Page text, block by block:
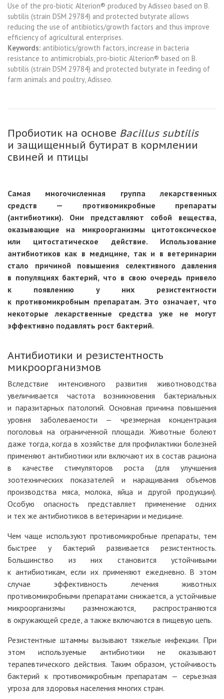
Use of the pro-biotic Alterion® produced by Adisseo based on B.
subtilis (strain DSM 29784) and protected butyrate allows
reducing the use of antibiotics/growth factors and thus improve
efficiency of agricultural enterprises.
Кeywords: antibiotics/growth factors increase in bacteria
resistance to antimicrobials pro-biotic Alterion® based on B.
subtilis (strain DSM 29784) and protected butyrate in feeding of
farm animals and poultry Adisseo.
Пробиотик на основе Bacillus subtilis
и защищенный бутират в кормлении
свиней и птицы
Самая многочисленная группа лекарственных
средств — противомикробные препараты
(антибиотики). Они представляют собой вещества,
оказывающие на микроорганизмы цитотоксическое
или цитостатическое действие. Использование
антибиотиков как в медицине, так и в ветеринарии
стало причиной повышения селективного давления
в популяциях бактерий, что в свою очередь привело
к появлению у них резистентности
к противомикробным препаратам. Это означает, что
некоторые лекарственные средства уже не могут
эффективно подавлять рост бактерий.
Антибиотики и резистентность
микроорганизмов
Вследствие интенсивного развития животноводства
увеличивается частота возникновения бактериальных
и паразитарных патологий. Основная причина повышения
уровня заболеваемости — чрезмерная концентрация
поголовья на ограниченной площади. Животные болеют
даже тогда, когда в хозяйстве для профилактики болезней
применяют антибиотики или включают их в состав рациона
в качестве стимуляторов роста (для улучшения
зоотехнических показателей и наращивания объемов
производства мяса, молока, яйца и другой продукции).
Особую опасность представляет применение одних
и тех же антибиотиков в ветеринарии и медицине.
Чем чаще используют противомикробные препараты, тем
быстрее у бактерий развивается резистентность.
Большинство из них становится устойчивыми
к антибиотикам, если их применяют ежедневно. В этом
случае эффективность лечения животных
противомикробными препаратами снижается, а устойчивые
микроорганизмы размножаются, распространяются
в окружающей среде, а также включаются в пищевую цепь.
Резистентные штаммы вызывают тяжелые инфекции. При
этом используемые антибиотики не оказывают
терапевтического действия. Таким образом, устойчивость
бактерий к противомикробным препаратам — серьезная
угроза для здоровья населения многих стран.